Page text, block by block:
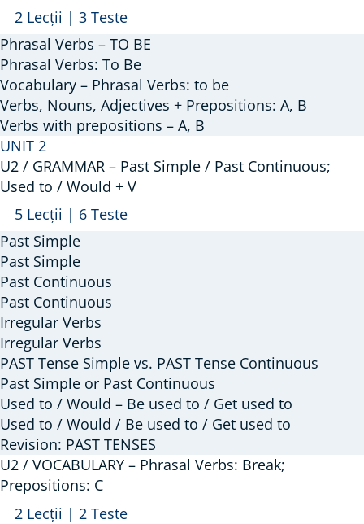
Arată
U1
/
VOCABULARY
–
To
Be.
Prepositions
(A,
B)
2 Lecții | 3 Teste
Phrasal Verbs – TO BE
Phrasal Verbs: To Be
Vocabulary – Phrasal Verbs: to be
Verbs, Nouns, Adjectives + Prepositions: A, B
Verbs with prepositions – A, B
UNIT 2
U2 / GRAMMAR – Past Simple / Past Continuous;
Used to / Would + V
Arată
U2
/
GRAMMAR
–
Past
Simple
/
Past
Continuous;
Used
to
/
Would
+
5 Lecții | 6 Teste
Past Simple
Past Simple
Past Continuous
Past Continuous
Irregular Verbs
Irregular Verbs
PAST Tense Simple vs. PAST Tense Continuous
Past Simple or Past Continuous
Used to / Would – Be used to / Get used to
Used to / Would / Be used to / Get used to
Revision: PAST TENSES
U2 / VOCABULARY – Phrasal Verbs: Break;
Prepositions: C
Arată
U2
2 Lecții | 2 Teste